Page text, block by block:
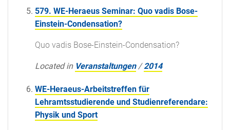
579. WE-Heraeus Seminar: Quo vadis Bose-
Einstein-Condensation?
Quo vadis Bose-Einstein-Condensation?
Located in Veranstaltungen /2014
WE-Heraeus-Arbeitstreffen für
Lehramtsstudierende und Studienreferendare:
Physik und Sport